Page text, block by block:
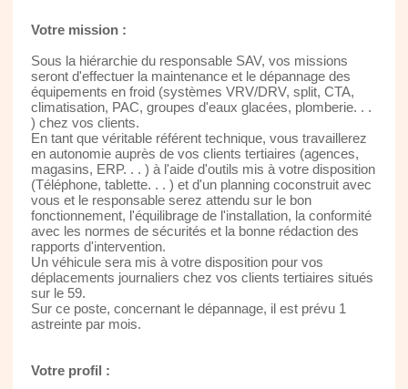
Votre mission :
Sous la hiérarchie du responsable SAV, vos missions
seront d'effectuer la maintenance et le dépannage des
équipements en froid (systèmes VRV/DRV, split, CTA,
climatisation, PAC, groupes d'eaux glacées, plomberie. . .
) chez vos clients.
En tant que véritable référent technique, vous travaillerez
en autonomie auprès de vos clients tertiaires (agences,
magasins, ERP. . . ) à l'aide d'outils mis à votre disposition
(Téléphone, tablette. . . ) et d'un planning coconstruit avec
vous et le responsable serez attendu sur le bon
fonctionnement, l'équilibrage de l'installation, la conformité
avec les normes de sécurités et la bonne rédaction des
rapports d'intervention.
Un véhicule sera mis à votre disposition pour vos
déplacements journaliers chez vos clients tertiaires situés
sur le 59.
Sur ce poste, concernant le dépannage, il est prévu 1
astreinte par mois.
Votre profil :